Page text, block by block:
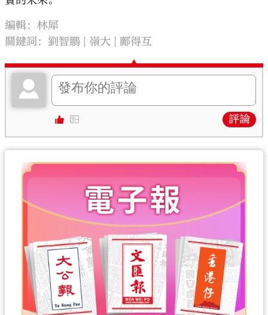
編輯：林犀
關鍵詞：劉智鵬 嶺大 鄺得互
評論